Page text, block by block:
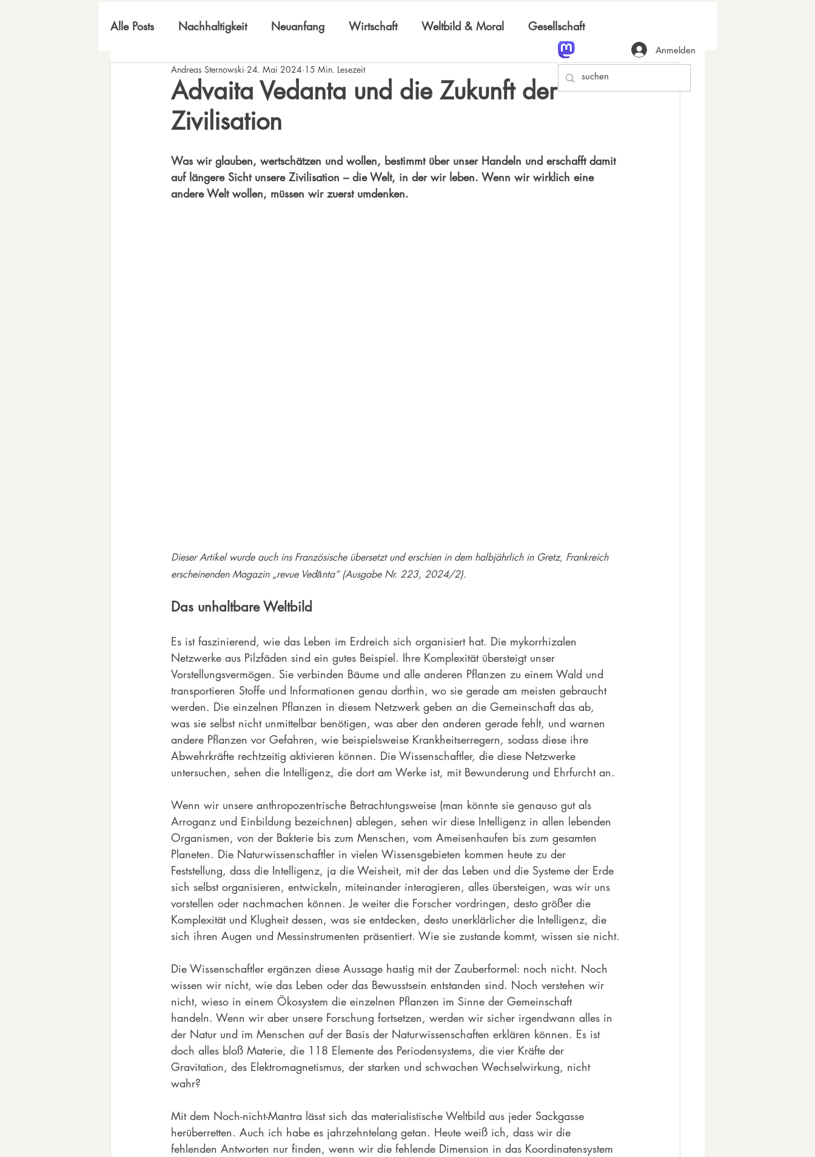
Alle Posts Nachhaltigkeit Neuanfang Wirtschaft Weltbild & Moral Gesellschaft
inneres Universum
Advaita Vedanta und die Zukunft der
Zivilisation
Andreas Sternowski 24. Mai 2024 15 Min. Lesezeit
Was wir glauben, wertschätzen und wollen, bestimmt über unser Handeln und erschafft damit
auf längere Sicht unsere Zivilisation – die Welt, in der wir leben. Wenn wir wirklich eine
andere Welt wollen, müssen wir zuerst umdenken.
Dieser Artikel wurde auch ins Französische übersetzt und erschien in dem halbjährlich in Gretz, Frankreich
erscheinenden Magazin „revue Vedānta“ (Ausgabe Nr. 223, 2024/2).
Das unhaltbare Weltbild
Es ist faszinierend, wie das Leben im Erdreich sich organisiert hat. Die mykorrhizalen
Netzwerke aus Pilzfäden sind ein gutes Beispiel. Ihre Komplexität übersteigt unser
Vorstellungsvermögen. Sie verbinden Bäume und alle anderen Pflanzen zu einem Wald und
transportieren Stoffe und Informationen genau dorthin, wo sie gerade am meisten gebraucht
werden. Die einzelnen Pflanzen in diesem Netzwerk geben an die Gemeinschaft das ab,
was sie selbst nicht unmittelbar benötigen, was aber den anderen gerade fehlt, und warnen
andere Pflanzen vor Gefahren, wie beispielsweise Krankheitserregern, sodass diese ihre
Abwehrkräfte rechtzeitig aktivieren können. Die Wissenschaftler, die diese Netzwerke
untersuchen, sehen die Intelligenz, die dort am Werke ist, mit Bewunderung und Ehrfurcht an.
Wenn wir unsere anthropozentrische Betrachtungsweise (man könnte sie genauso gut als
Arroganz und Einbildung bezeichnen) ablegen, sehen wir diese Intelligenz in allen lebenden
Organismen, von der Bakterie bis zum Menschen, vom Ameisenhaufen bis zum gesamten
Planeten. Die Naturwissenschaftler in vielen Wissensgebieten kommen heute zu der
Feststellung, dass die Intelligenz, ja die Weisheit, mit der das Leben und die Systeme der Erde
sich selbst organisieren, entwickeln, miteinander interagieren, alles übersteigen, was wir uns
vorstellen oder nachmachen können. Je weiter die Forscher vordringen, desto größer die
Komplexität und Klugheit dessen, was sie entdecken, desto unerklärlicher die Intelligenz, die
sich ihren Augen und Messinstrumenten präsentiert. Wie sie zustande kommt, wissen sie nicht.
Die Wissenschaftler ergänzen diese Aussage hastig mit der Zauberformel: noch nicht. Noch
wissen wir nicht, wie das Leben oder das Bewusstsein entstanden sind. Noch verstehen wir
nicht, wieso in einem Ökosystem die einzelnen Pflanzen im Sinne der Gemeinschaft
handeln. Wenn wir aber unsere Forschung fortsetzen, werden wir sicher irgendwann alles in
der Natur und im Menschen auf der Basis der Naturwissenschaften erklären können. Es ist
doch alles bloß Materie, die 118 Elemente des Periodensystems, die vier Kräfte der
Gravitation, des Elektromagnetismus, der starken und schwachen Wechselwirkung, nicht
wahr?
Mit dem Noch-nicht-Mantra lässt sich das materialistische Weltbild aus jeder Sackgasse
herüberretten. Auch ich habe es jahrzehntelang getan. Heute weiß ich, dass wir die
fehlenden Antworten nur finden, wenn wir die fehlende Dimension in das Koordinatensystem
Anmelden